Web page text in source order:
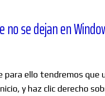
se dejan en
para ello tendremos
y haz clic derecho